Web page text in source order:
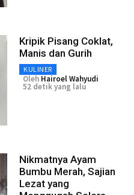
Kripik Pisang Coklat,
Manis dan Gurih
KULINER
Oleh Hairoel Wahyudi
52 detik yang lalu
Nikmatnya Ayam
Bumbu Merah, Sajian
Lezat yang